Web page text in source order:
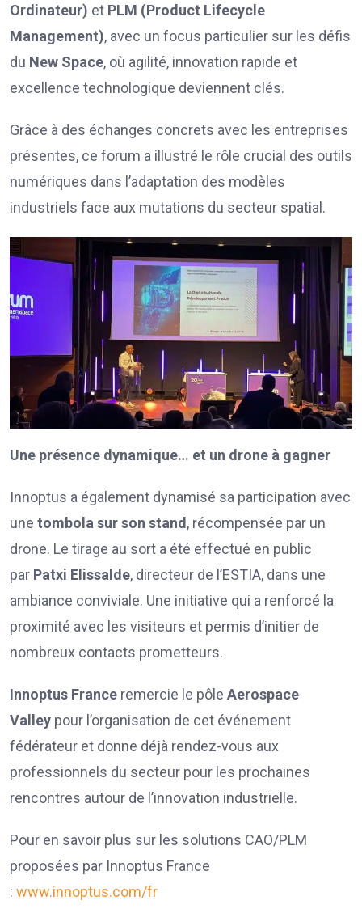
Ordinateur) et PLM (Product Lifecycle
Management), avec un focus particulier sur les défis
du New Space, où agilité, innovation rapide et
excellence technologique deviennent clés.
Grâce à des échanges concrets avec les entreprises
présentes, ce forum a illustré le rôle crucial des outils
numériques dans l’adaptation des modèles
industriels face aux mutations du secteur spatial.
Une présence dynamique… et un drone à gagner
Innoptus a également dynamisé sa participation avec
une tombola sur son stand, récompensée par un
drone. Le tirage au sort a été effectué en public
par Patxi Elissalde, directeur de l’ESTIA, dans une
ambiance conviviale. Une initiative qui a renforcé la
proximité avec les visiteurs et permis d’initier de
nombreux contacts prometteurs.
Innoptus France remercie le pôle Aerospace
Valley pour l’organisation de cet événement
fédérateur et donne déjà rendez-vous aux
professionnels du secteur pour les prochaines
rencontres autour de l’innovation industrielle.
Pour en savoir plus sur les solutions CAO/PLM
proposées par Innoptus France
: www.innoptus.com/fr